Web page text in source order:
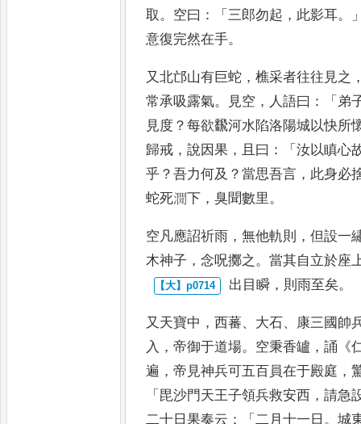
取。 空曰 ：「三郎勿起 ， 此影耳。
意復完然在手。
又北邙山有巨蛇 ，樵采者往往見之
常承吸露氣。 見空 ， 人語曰 ： 「 弟
見度 ？每欲飜河水陷洛陽城以快所
歸戒 ，說因果 ， 且曰 ：「汝以瞋心
乎 ？吾力何及 ？當思吾言 ， 此身必
蛇死㵎下 ，臭聞數里。
空凡應詔祈雨 ，無他軌則 ，但設一
木神子 ，念呪擲之。當其自立於座
出目瞬 ， 則雨至矣。
又天寶中 ，西蕃、 大石、 康三國帥
入 ，帝御于道場。 空秉香罏 ，誦 《
遍 ，帝見神兵可五百員在于殿庭 ，
「 毘沙門天王子領兵救安西 ，請急
二十日果奏云 ：「二月十一日 。城